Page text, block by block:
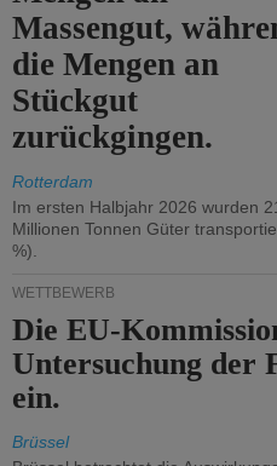
Massengut,
die Mengen an
Stückgut
zurückgingen.
Rotterdam
Im ersten Halbjahr 2026 wurden
Millionen Tonnen Güter
%).
WETTBEWERB
Die EU-
Untersuchung der
ein.
Brüssel